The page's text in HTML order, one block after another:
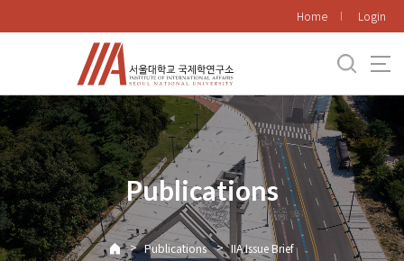
로
메
뉴
Home Login
Publications
> Publications > IIA Issue Brief